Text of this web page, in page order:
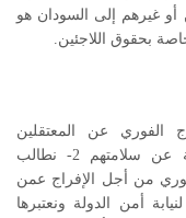
أو غيرهم إلى السودان هو
بحقوق اللاجئين.
الفوري عن المعتقلين
السودانيين ونحملها المسئولية الكاملة عن سلامتهم 2- نطالب
من أجل الإفراج عمن
أمن الدولة ونعتبرها